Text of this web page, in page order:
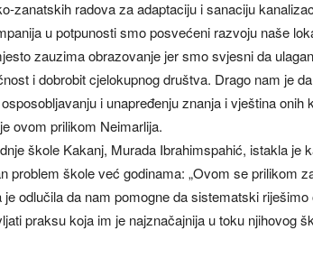
zanatskih radova za adaptaciju i sanaciju
u potpunosti smo posvećeni razvoju naše
zauzima obrazovanje jer smo svjesni da
i dobrobit cjelokupnog društva. Drago nam je
i unapređenju znanja i vještina onih
ovom prilikom Neimarlija.
škole Kakanj, Murada Ibrahimspahić, istakla je
problem škole već godinama: „Ovom se prilikom
je odlučila da nam pomogne da sistematski
praksu koja im je najznačajnija u toku njihovog